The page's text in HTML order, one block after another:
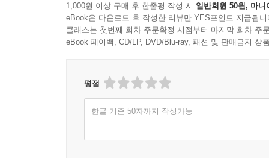
1,000원 이상 구매 후 한줄평 작성 시 일반회원 50원, 마니
eBook은 다운로드 후 작성한 리뷰만 YES포인트 지급됩니
클래스는 첫번째 회차 주문확정 시점부터 마지막 회차 주
eBook 페이백, CD/LP, DVD/Blu-ray, 패션 및 판매금지 상
평점
한글 기준 50자까지 작성가능